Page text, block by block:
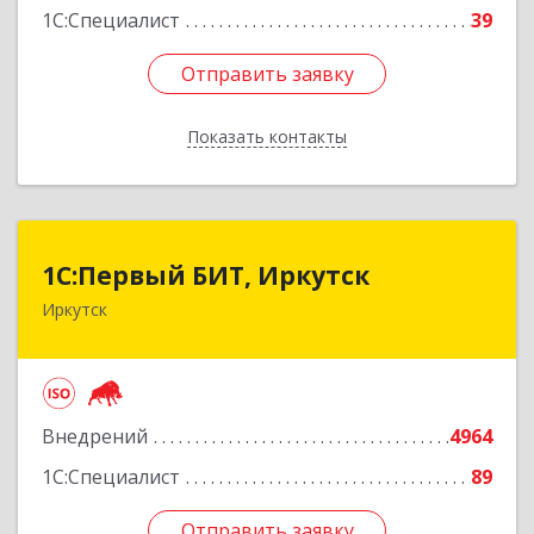
1С:Специалист
39
Отправить заявку
Показать контакты
Отправить заявку
Назад
1С:Первый БИТ, Иркутск
Иркутск
Внедрений
4964
1С:Специалист
89
1С:Первый БИТ, Иркутск
664007, Иркутская обл, Иркутск г, Декабрьских